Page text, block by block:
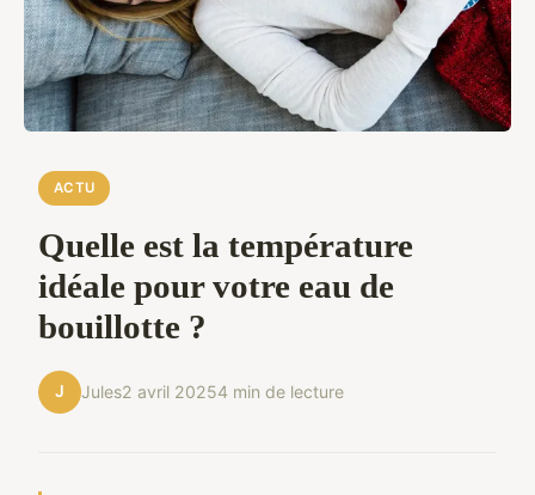
ACTU
Quelle est la température
idéale pour votre eau de
bouillotte ?
J Jules2 avril 20254 min de lecture